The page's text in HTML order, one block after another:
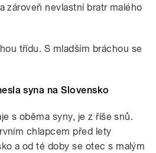
zároveň nevlastní bratr malého
třídu. S mladším bráchou se
syna na Slovensko
s oběma syny, je z říše snů.
chlapcem před lety
a od té doby se otec s malým